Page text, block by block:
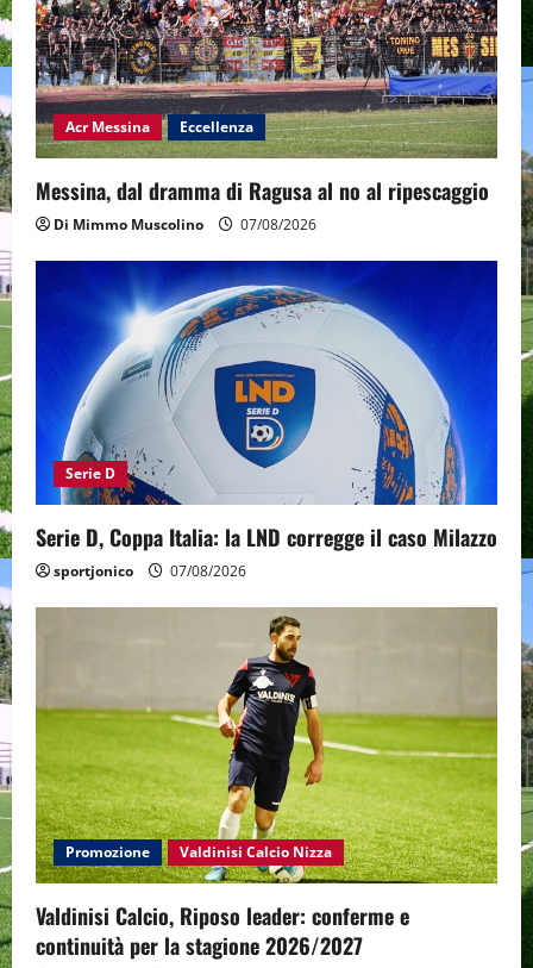
Acr Messina Eccellenza
Messina, dal dramma di Ragusa al no al ripescaggio
Di Mimmo Muscolino 07/08/2026
Serie D
Serie D, Coppa Italia: la LND corregge il caso Milazzo
sportjonico 07/08/2026
Promozione Valdinisi Calcio Nizza
Valdinisi Calcio, Riposo leader: conferme e
continuità per la stagione 2026/2027